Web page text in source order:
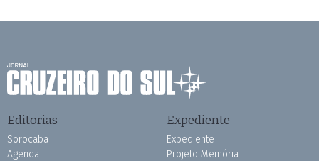
Editorias
Sorocaba
Agenda
Expediente
Expediente
Projeto Memória